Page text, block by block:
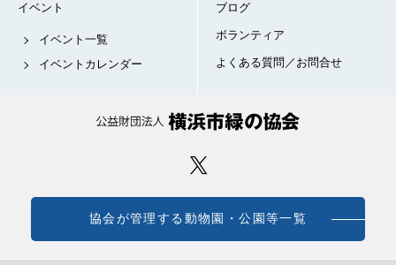
イベント
イベント一覧
イベントカレンダー
ブログ
ボランティア
よくある質問／お問合せ
協会が管理する動物園・公園等一覧